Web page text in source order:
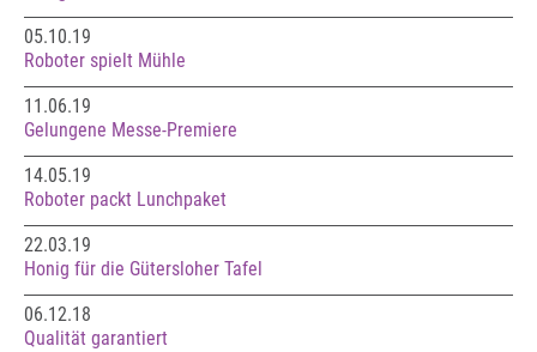
05.10.19
Roboter spielt Mühle
11.06.19
Gelungene Messe-Premiere
14.05.19
Roboter packt Lunchpaket
22.03.19
Honig für die Gütersloher Tafel
06.12.18
Qualität garantiert